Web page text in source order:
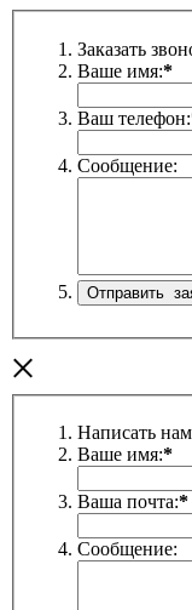
Заказать
Ваше имя:*
Ваш телефон:
Сообщение:
×
Написать нам
Ваше имя:*
Ваша почта:*
Сообщение: